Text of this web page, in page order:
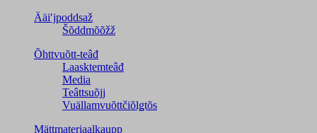
Ääiʹjpoddsaž
Šõddmõõžž
Õhttvuõtt-teâđ
Laasktemteâđ
Media
Teâttsuõjj
Vuällamvuõttčiõlǥtõs
Mättmateriaalkaupp